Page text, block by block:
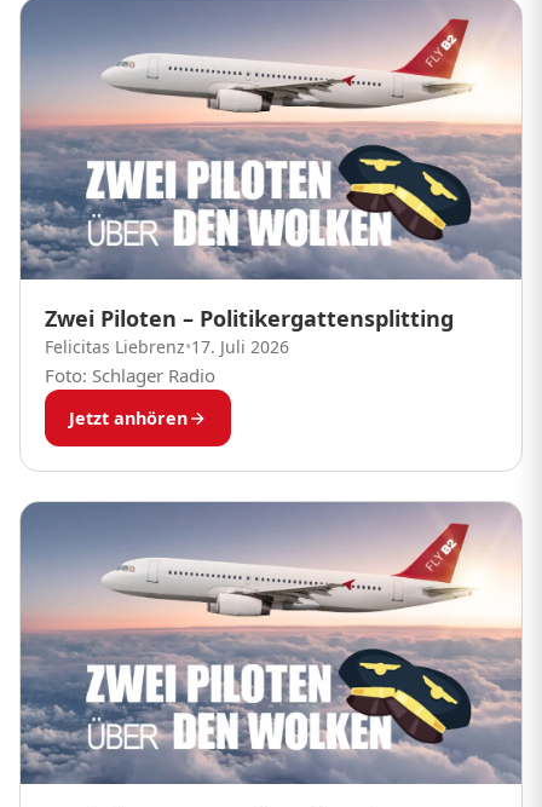
Zwei Piloten – Politikergattensplitting
Felicitas Liebrenz•17. Juli 2026
Foto: Schlager Radio
Jetzt anhören